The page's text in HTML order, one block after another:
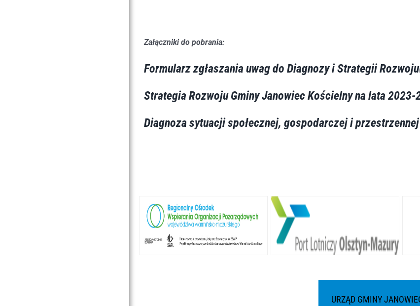
Załączniki do pobrania:
Formularz zgłaszania uwag do Diagnozy i Strategii
Strategia Rozwoju Gminy Janowiec Kościelny na lata 2023-
Diagnoza sytuacji społecznej, gospodarczej i
URZĄD GMINY